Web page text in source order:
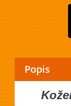
Popis